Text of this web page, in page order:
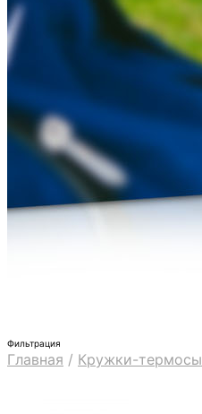
Фильтрация
Главная / Кружки-термосы